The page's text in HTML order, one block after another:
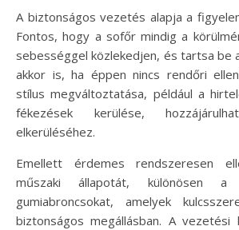
A biztonságos vezetés alapja a
Fontos, hogy a sofőr mindig a
sebességgel közlekedjen, és tartsa be
akkor is, ha éppen nincs rendőri
stílus megváltoztatása, például a
fékezések kerülése,
elkerüléséhez.
Emellett érdemes rendszeresen
műszaki állapotát, különösen
gumiabroncsokat, amelyek
biztonságos megállásban. A vezetési